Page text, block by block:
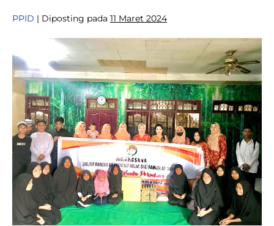
PPID | Diposting pada 11 Maret 2024
RAMADHAN,
DHARMA
WANITA
PERSATUAN
(DWP)
DINAS
CIKASDA
PROVINSI
SULTENG
SALURKAN